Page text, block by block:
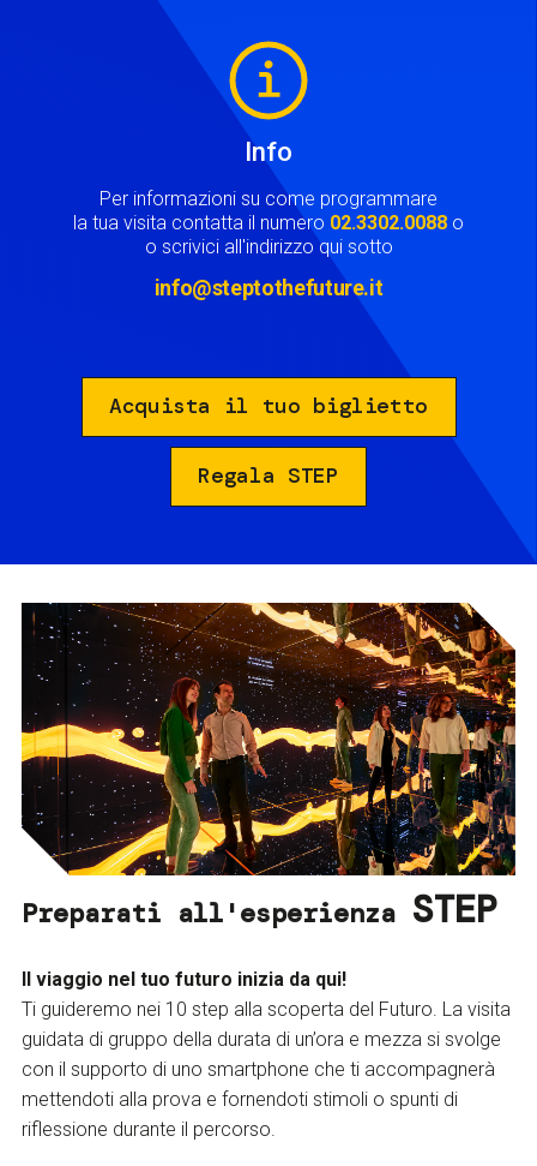
Info
Per informazioni su come programmare
la tua visita contatta il numero 02.3302.0088 o
o scrivici all'indirizzo qui sotto
info@steptothefuture.it
Acquista il tuo biglietto
Regala STEP
Preparati all'esperienza STEP
Il viaggio nel tuo futuro inizia da qui!
Ti guideremo nei 10 step alla scoperta del Futuro. La visita
guidata di gruppo della durata di un’ora e mezza si svolge
con il supporto di uno smartphone che ti accompagnerà
mettendoti alla prova e fornendoti stimoli o spunti di
riflessione durante il percorso.